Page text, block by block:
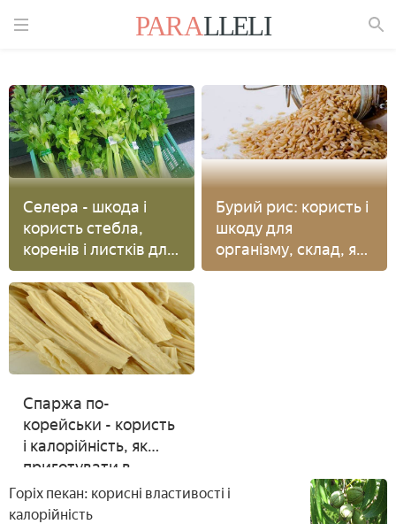
Селера - шкода і
користь стебла,
коренів і листків для
здоров'я, рецепти
приготування
Бурий рис: користь і
шкоду для
організму, склад, як
правильно варити,
Спаржа по-
корейськи - користь
і калорійність, як
приготувати в
домашніх умовах за
рецептами з фото
Горіх пекан: корисні властивості і
калорійність